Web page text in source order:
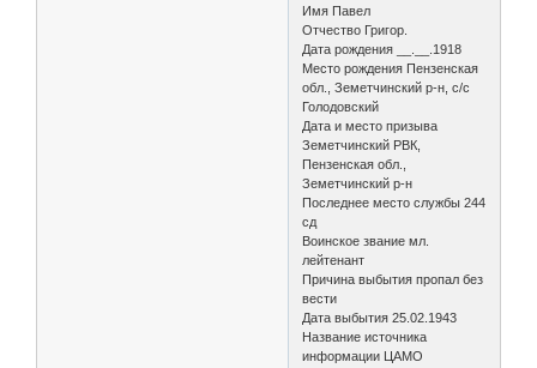
Имя Павел
Отчество Григор.
Дата рождения __.__.1918
Место рождения Пензенская
обл., Земетчинский р-н, с/с
Голодовский
Дата и место призыва
Земетчинский РВК,
Пензенская обл.,
Земетчинский р-н
Последнее место службы 244
сд
Воинское звание мл.
лейтенант
Причина выбытия пропал без
вести
Дата выбытия 25.02.1943
Название источника
информации ЦАМО